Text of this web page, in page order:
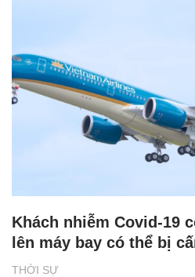
THỜI SỰ
Khách nhiễm Covid-19
lên máy bay có thể bị